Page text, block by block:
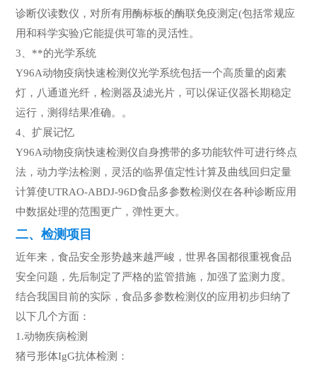
诊断仪读数仪，对所有用酶标板的酶联免疫测定(包括常规应
用和科学实验)它能提供可靠的灵活性。
3、**的光学系统
Y96A动物疫病快速检测仪光学系统包括一个高质量的卤素
灯，八通道光纤，检测器及滤光片，可以保证仪器长期稳定
运行，测得结果准确。。
4、扩展记忆
Y96A动物疫病快速检测仪自身携带的多功能软件可进行终点
法，动力学法检测，灵活的临界值定性计算及曲线回归定量
计算使UTRAO-ABDJ-96D食品多参数检测仪在各种诊断应用
中数据处理的范围更广，弹性更大。
二、检测项目
近年来，食品安全形势越来越严峻，世界各国都很重视食品
安全问题，先后制定了严格的监管措施，加强了监测力度。
结合我国目前的实际，食品多参数检测仪的应用初步归纳了
以下几个方面：
1.动物疾病检测
猪弓形体IgG抗体检测：